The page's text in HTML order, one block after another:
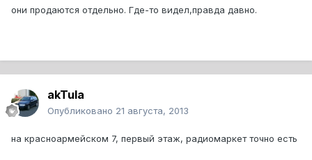
они продаются отдельно. Где-то видел,правда давно.
akTula
Опубликовано 21 августа, 2013
на красноармейском 7, первый этаж, радиомаркет точно есть